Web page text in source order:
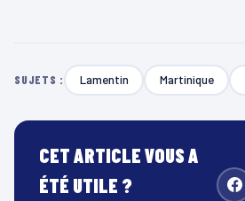
SUJETS : Lamentin Martinique
CET ARTICLE VOUS A
ÉTÉ UTILE ?